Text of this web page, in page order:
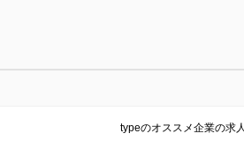
typeのオススメ企業の求